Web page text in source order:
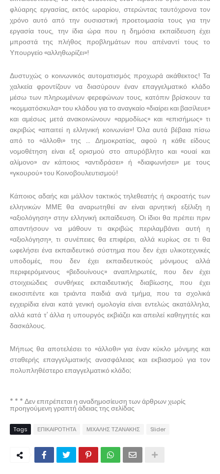
φλύαρης εργασίας, εκτός ωραρίου, στερώντας ταυτόχρονα τον
χρόνο αυτό από την ουσιαστική προετοιμασία τους για την
εργασία τους, την ίδια ώρα που η δημόσια εκπαίδευση έχει
μπροστά της πλήθος προβλημάτων που απέναντί τους το
Υπουργείο «αλληθωρίζει»!
Δυστυχώς ο κοινωνικός αυτοματισμός προχωρά ακάθεκτος! Τα
χαλκεία φροντίζουν να διασύρουν έναν επαγγελματικό κλάδο
μέσω των πληρωμένων φερεφώνων τους, κατόπιν βρίσκουν τα
«κομματόσκυλα» του κλάδου για το αναγκαίο «διαίρει και βασίλευε»
και αμέσως μετά ανακοινώνουν «αρμοδίως» και «επισήμως» τι
ακριβώς «απαιτεί η ελληνική κοινωνία»! Όλα αυτά βέβαια πίσω
από το «άλλοθι» της … Δημοκρατίας, αφού η κάθε είδους
νομοθέτηση είναι εξ ορισμού στο απυρόβλητο και «ουαί και
αλίμονο» αν κάποιος «αντιδράσει» ή «διαφωνήσει» με τους
«γκουρού» του Κοινοβουλευτισμού!
Κάποιος αδαής και μάλλον τακτικός τηλεθεατής ή ακροατής των
ελληνικών ΜΜΕ θα αναρωτηθεί αν είναι αρνητική εξέλιξη η
«αξιολόγηση» στην ελληνική εκπαίδευση. Οι ίδιοι θα πρέπει πριν
απαντήσουν να μάθουν τι ακριβώς περιλαμβάνει αυτή η
«αξιολόγηση», τι συνέπειες θα επιφέρει, αλλά κυρίως σε τι θα
ωφελήσει ένα εκπαιδευτικό σύστημα που δεν έχει υλικοτεχνικές
υποδομές, που δεν έχει εκπαιδευτικούς μόνιμους αλλά
περιφερόμενους «βεδουίνους» αναπληρωτές, που δεν έχει
στοιχειώδεις συνθήκες εκπαιδευτικής διαβίωσης, που έχει
εικοσιπέντε και τριάντα παιδιά ανά τμήμα, που τα σχολικά
εγχειρίδια είναι κατά γενική ομολογία είναι εντελώς ακατάλληλα,
αλλά κατά τ’ άλλα η υπουργός εκβιάζει και απειλεί καθηγητές και
δασκάλους.
Μήπως θα αποτελέσει το «άλλοθι» για έναν κύκλο μόνιμης και
σταθερής επαγγελματικής ανασφάλειας και εκβιασμού για τον
πολυπληθέστερο επαγγελματικό κλάδο;
* * * Δεν επιτρέπεται η αναδημοσίευση των άρθρων χωρίς
προηγούμενη γραπτή άδειας της σελίδας
Tags ΕΠΙΚΑΙΡΟΤΗΤΑ ΜΙΧΑΛΗΣ ΤΖΑΝΑΚΗΣ Slider